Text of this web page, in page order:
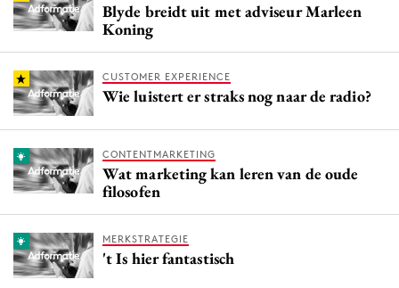
Blyde breidt uit met adviseur Marleen
Koning
CUSTOMER EXPERIENCE
Wie luistert er straks nog naar de radio?
CONTENTMARKETING
Wat marketing kan leren van de oude
filosofen
MERKSTRATEGIE
't Is hier fantastisch